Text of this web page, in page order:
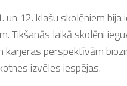
un 12. klašu skolēniem
Tikšanās laikā skolēni
perspektīvām
izvēles iespējas.